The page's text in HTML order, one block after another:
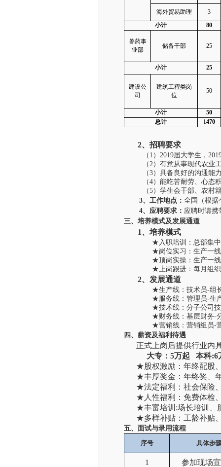
海外贸易助理
3
小计
80
兽药事
业部
储备干部 25
小计 25
建设公
司
建筑工程类岗
位
50
小计
50
总计
1470
2、招聘要求
（ 1 ） 2019届大学生，
（2）有意从事现代农业
（3）具备良好的沟通能
（4）能吃苦耐劳、心态
（5）学生会干部、农村
3、工作地点： 全国（根据
4、应聘要求： 应聘时请携
三、 培养模式及发展通道
1、培养模式
★入职培训：总部集
★岗位实习：生产一
★顶岗实操：生产一
★上岗跟进：每月组
2、发展通道
★生产线：技术员-组
★服务线：管理员-生
★技术线：分子公司
★财务线：基层财务-
★营销线：营销组员-
四、 薪资及福利待遇
正式上岗后提供行业内
大专：5万起 本科
★ 股权激励：年终配股
★丰厚奖金：年终奖、
★法定福利：社会保险
★ 人性福利：免费体检
★丰富培训:场长培训、
★多样补贴：工龄补贴
五、 面试与录用流程
序号
具体步
1 参加现场